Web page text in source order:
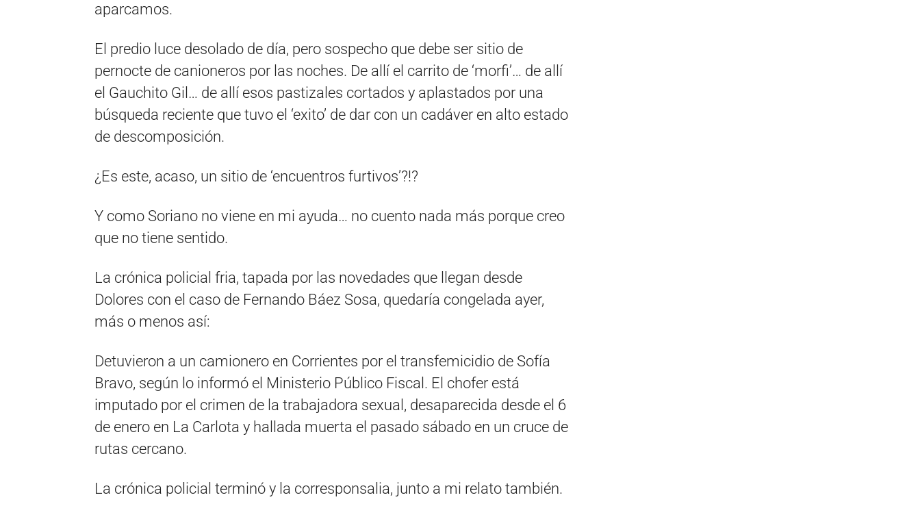
aparcamos.
El predio luce desolado de día, pero sospecho que debe ser sitio de
pernocte de canioneros por las noches. De allí el carrito de ‘morfi’… de allí
el Gauchito Gil… de allí esos pastizales cortados y aplastados por una
búsqueda reciente que tuvo el ‘exito’ de dar con un cadáver en alto estado
de descomposición.
¿Es este, acaso, un sitio de ‘encuentros furtivos’?!?
Y como Soriano no viene en mi ayuda… no cuento nada más porque creo
que no tiene sentido.
La crónica policial fria, tapada por las novedades que llegan desde
Dolores con el caso de Fernando Báez Sosa, quedaría congelada ayer,
más o menos así:
Detuvieron a un camionero en Corrientes por el transfemicidio de Sofía
Bravo, según lo informó el Ministerio Público Fiscal. El chofer está
imputado por el crimen de la trabajadora sexual, desaparecida desde el 6
de enero en La Carlota y hallada muerta el pasado sábado en un cruce de
rutas cercano.
La crónica policial terminó y la corresponsalia, junto a mi relato también.